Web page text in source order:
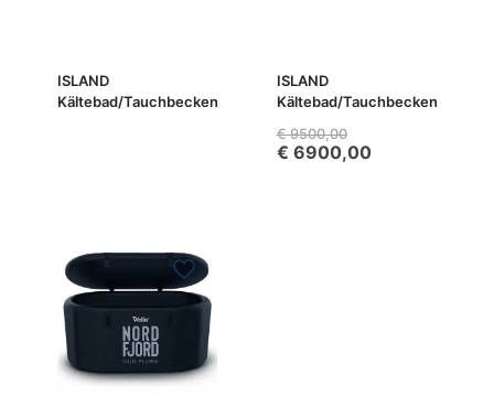
ISLAND
Kältebad/Tauchbecken
ISLAND
Kältebad/Tauchbecken
€9500,00
€ 6900,00